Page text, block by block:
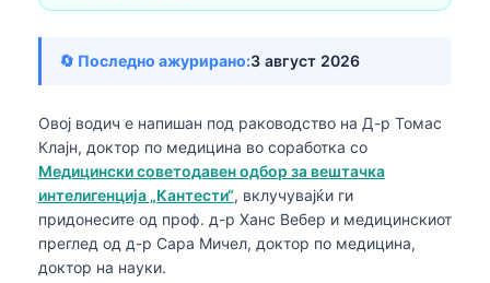
🔄 Последно ажурирано:3 август 2026
Овој водич е напишан под раководство на Д-р Томас
Клајн, доктор по медицина во соработка со
Медицински советодавен одбор за вештачка
интелигенција „Кантести“, вклучувајќи ги
придонесите од проф. д-р Ханс Вебер и медицинскиот
преглед од д-р Сара Мичел, доктор по медицина,
доктор на науки.